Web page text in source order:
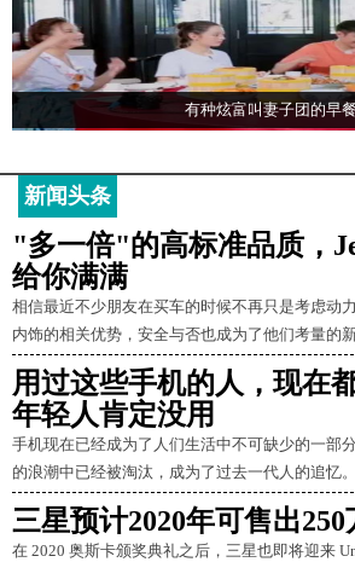
有种炫富叫妻子团的早
新闻头条
"多一倍"的高标准品质，
给你满满
相信最近不少朋友在买车的时候不再只是考虑动
内饰的相关优势，安全与否也成为了他们考量的
用过这些手机的人，现在
年轻人肯定没用
手机现在已经成为了人们生活中不可缺少的一部
的浪潮中已经被淘汰，成为了过去一代人的追忆
三星预计2020年可售出
在 2020 奥斯卡颁奖典礼之后，三星也即将迎来